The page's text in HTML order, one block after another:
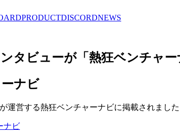
PRODUCTDISCORDNEWS
タビューが「熱狂ベンチャ
ナビ
運営する熱狂ベンチャーナビに掲載されました
ナビ